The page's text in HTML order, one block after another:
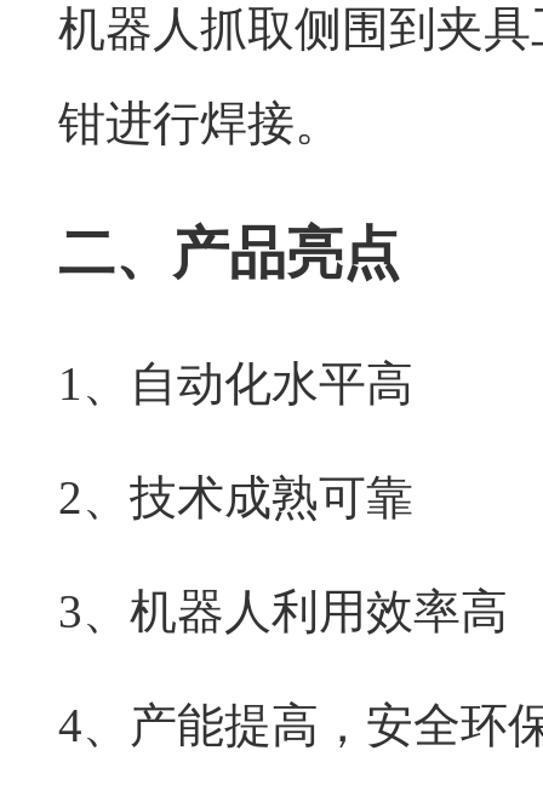
机器人抓取侧围到夹
钳进行焊接。
二、产品亮点
1、自动化水平高
2、技术成熟可靠
3、机器人利用效率高
4、产能提高，安全环